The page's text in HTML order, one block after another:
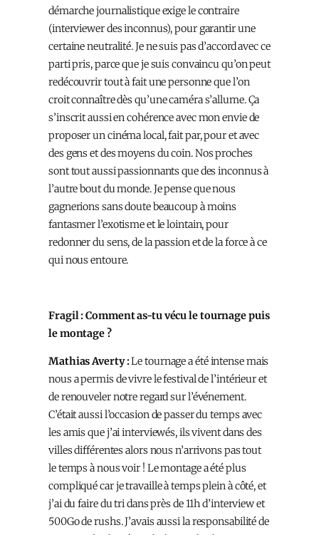
démarche journalistique exige le contraire
(interviewer des inconnus), pour garantir une
certaine neutralité. Je ne suis pas d’accord avec ce
parti pris, parce que je suis convaincu qu’on peut
redécouvrir tout à fait une personne que l’on
croit connaître dès qu’une caméra s’allume. Ça
s’inscrit aussi en cohérence avec mon envie de
proposer un cinéma local, fait par, pour et avec
des gens et des moyens du coin. Nos proches
sont tout aussi passionnants que des inconnus à
l’autre bout du monde. Je pense que nous
gagnerions sans doute beaucoup à moins
fantasmer l’exotisme et le lointain, pour
redonner du sens, de la passion et de la force à ce
qui nous entoure.
Fragil : Comment as-tu vécu le tournage puis
le montage ?
Mathias Averty :Le tournage a été intense mais
nous a permis de vivre le festival de l’intérieur et
de renouveler notre regard sur l’événement.
C’était aussi l’occasion de passer du temps avec
les amis que j’ai interviewés, ils vivent dans des
villes différentes alors nous n’arrivons pas tout
le temps à nous voir ! Le montage a été plus
compliqué car je travaille à temps plein à côté, et
j’ai du faire du tri dans près de 11h d’interview et
500Go de rushs. J’avais aussi la responsabilité de